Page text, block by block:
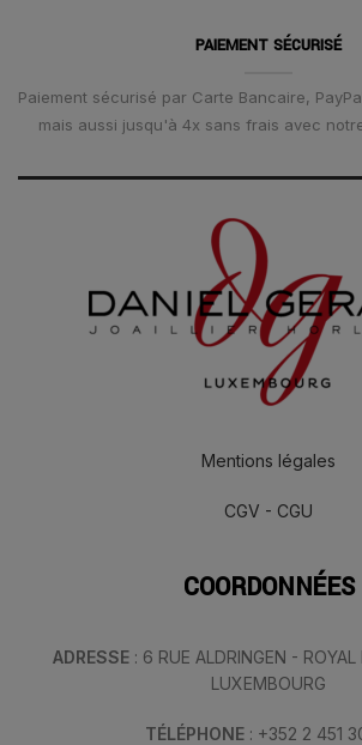
PAIEMENT SÉCURISÉ
Paiement sécurisé par Carte Bancaire,
mais aussi jusqu'à 4x sans frais avec
Mentions légales
CGV - CGU
COORDONNÉES
ADRESSE : 6 RUE ALDRINGEN - ROYAL
LUXEMBOURG
TÉLÉPHONE : +352 2 451